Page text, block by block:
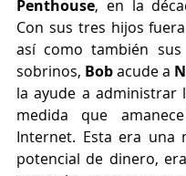
Penthouse, en la
Con sus tres hijos
así como también
sobrinos, Bob acude a
la ayude a administrar
medida que
Internet. Esta era una
potencial de dinero,